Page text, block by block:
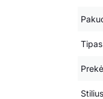
Tipas
Stilius